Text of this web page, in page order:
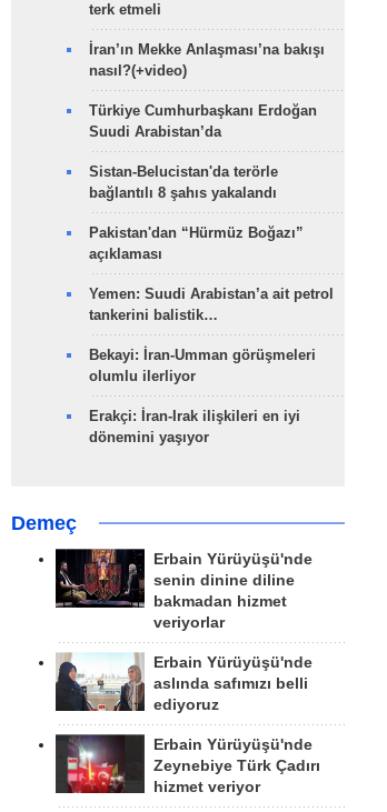
terk etmeli
İran’ın Mekke Anlaşması’na bakışı
nasıl?(+video)
Türkiye Cumhurbaşkanı Erdoğan
Suudi Arabistan’da
Sistan-Belucistan'da terörle
bağlantılı 8 şahıs yakalandı
Pakistan'dan “Hürmüz Boğazı”
açıklaması
Yemen: Suudi Arabistan’a ait petrol
tankerini balistik…
Bekayi: İran-Umman görüşmeleri
olumlu ilerliyor
Erakçi: İran-Irak ilişkileri en iyi
dönemini yaşıyor
Demeç
Erbain Yürüyüşü'nde
senin dinine diline
bakmadan hizmet
veriyorlar
Erbain Yürüyüşü'nde
aslında safımızı belli
ediyoruz
Erbain Yürüyüşü'nde
Zeynebiye Türk Çadırı
hizmet veriyor